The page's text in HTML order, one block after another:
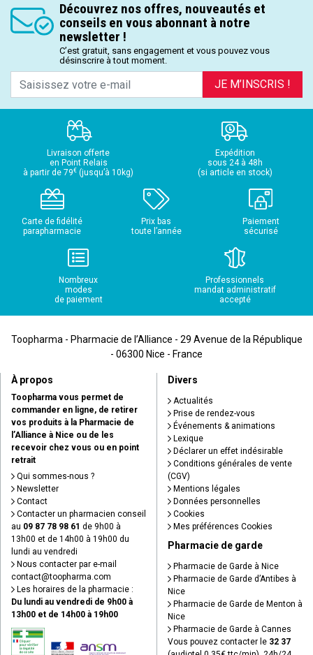
Découvrez nos offres, nouveautés et
conseils en vous abonnant à notre
newsletter !
C’est gratuit, sans engagement et vous pouvez vous
désinscrire à tout moment.
JE M’INSCRIS !
Livraison offerte
en Point Relais
à partir de 79€ (jusqu’à 10kg)
Expédition
sous 24 à 48h
(si article en stock)
Carte de fidélité
parapharmacie
Prix bas
toute l’année
Paiement
sécurisé
Nombreux
modes
de paiement
Professionnels
mandat administratif
accepté
Toopharma - Pharmacie de l’Alliance - 29 Avenue de la République
- 06300 Nice - France
À propos
Toopharma vous permet de
commander en ligne, de retirer
vos produits à la Pharmacie de
l’Alliance à Nice ou de les
recevoir chez vous ou en point
retrait
Qui sommes-nous ?
Newsletter
Contact
Contacter un pharmacien conseil
au 09 87 78 98 61 de 9h00 à
13h00 et de 14h00 à 19h00 du
lundi au vendredi
Nous contacter par e-mail
contact@toopharma.com
Les horaires de la pharmacie :
Du lundi au vendredi de 9h00 à
13h00 et de 14h00 à 19h00
Divers
Actualités
Prise de rendez-vous
Événements & animations
Lexique
Déclarer un effet indésirable
Conditions générales de vente
(CGV)
Mentions légales
Données personnelles
Cookies
Mes préférences Cookies
Pharmacie de garde
Pharmacie de Garde à Nice
Pharmacie de Garde d’Antibes à
Nice
Pharmacie de Garde de Menton à
Nice
Pharmacie de Garde à Cannes
Vous pouvez contacter le 32 37